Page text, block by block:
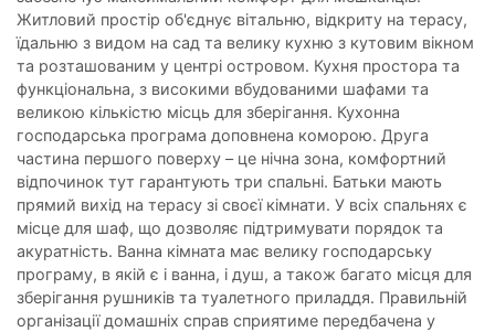
Житловий простір об'єднує вітальню, відкриту на терасу,
їдальню з видом на сад та велику кухню з кутовим вікном
та розташованим у центрі островом. Кухня простора та
функціональна, з високими вбудованими шафами та
великою кількістю місць для зберігання. Кухонна
господарська програма доповнена коморою. Друга
частина першого поверху – це нічна зона, комфортний
відпочинок тут гарантують три спальні. Батьки мають
прямий вихід на терасу зі своєї кімнати. У всіх спальнях є
місце для шаф, що дозволяє підтримувати порядок та
акуратність. Ванна кімната має велику господарську
програму, в якій є і ванна, і душ, а також багато місця для
зберігання рушників та туалетного приладдя. Правильній
організації домашніх справ сприятиме передбачена у